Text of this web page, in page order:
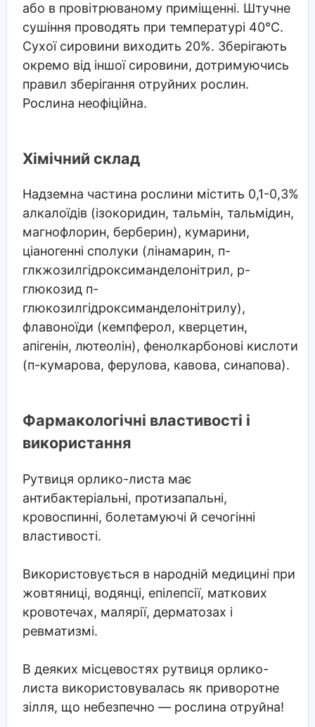
або в провітрюваному приміщенні. Штучне
сушіння проводять при температурі 40°С.
Сухої сировини виходить 20%. Зберігають
окремо від іншої сировини, дотримуючись
правил зберігання отруйних рослин.
Рослина неофіційна.
Хімічний склад
Надземна частина рослини містить 0,1-0,3%
алкалоїдів (ізокоридин, тальмін, тальмідин,
магнофлорин, берберин), кумарини,
ціаногенні сполуки (лінамарин, п-
глкжозилгідроксиманделонітрил, р-
глюкозид п-
глюкозилгідроксиманделонітрилу),
флавоноїди (кемпферол, кверцетин,
апігенін, лютеолін), фенолкарбонові кислоти
(п-кумарова, ферулова, кавова, синапова).
Фармакологічні властивості і
використання
Рутвиця орлико-листа має
антибактеріальні, протизапальні,
кровоспинні, болетамуючі й сечогінні
властивості.
Використовується в народній медицині при
жовтяниці, водянці, епілепсії, маткових
кровотечах, малярії, дерматозах і
ревматизмі.
В деяких місцевостях рутвиця орлико-
листа використовувалась як приворотне
зілля, що небезпечно — рослина отруйна!